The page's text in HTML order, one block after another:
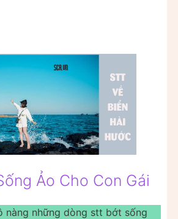
Ảo Cho Con Gái
nàng những dòng stt bớt sống